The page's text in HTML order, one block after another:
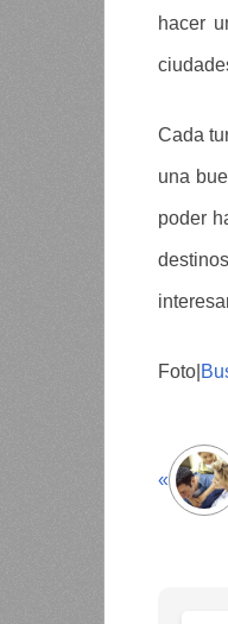
hacer
Cada
una
poder
Foto|
«